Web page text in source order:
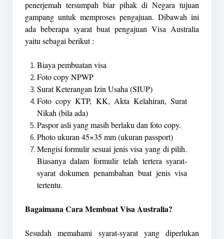
penerjemah tersumpah biar pihak di Negara tujuan
gampang untuk memproses pengajuan. Dibawah ini
ada beberapa syarat buat pengajuan Visa Australia
yaitu sebagai berikut :
Biaya pembuatan visa
Foto copy NPWP
Surat Keterangan Izin Usaha (SIUP)
Foto copy KTP, KK, Akta Kelahiran, Surat
Nikah (bila ada)
Paspor asli yang masih berlaku dan foto copy.
Photo ukuran 45×35 mm (ukuran passport)
Mengisi formulir sesuai jenis visa yang di pilih.
Biasanya dalam formulir telah tertera syarat-
syarat dokumen penambahan buat jenis visa
tertentu.
Bagaimana Cara Membuat Visa Australia?
Sesudah memahami syarat-syarat yang diperlukan